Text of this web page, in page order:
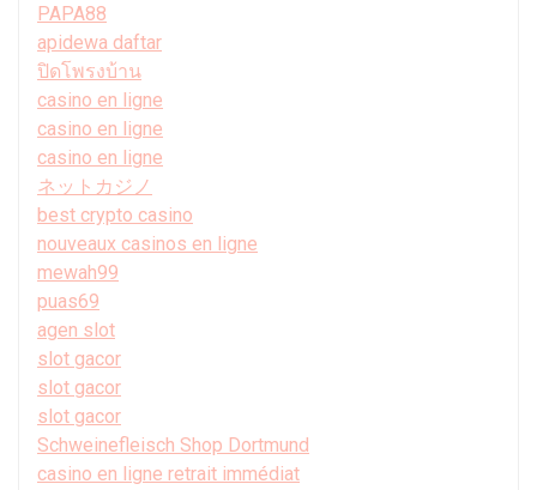
PAPA88
apidewa daftar
ปิดโพรงบ้าน
casino en ligne
casino en ligne
casino en ligne
ネットカジノ
best crypto casino
nouveaux casinos en ligne
mewah99
puas69
agen slot
slot gacor
slot gacor
slot gacor
Schweinefleisch Shop Dortmund
casino en ligne retrait immédiat